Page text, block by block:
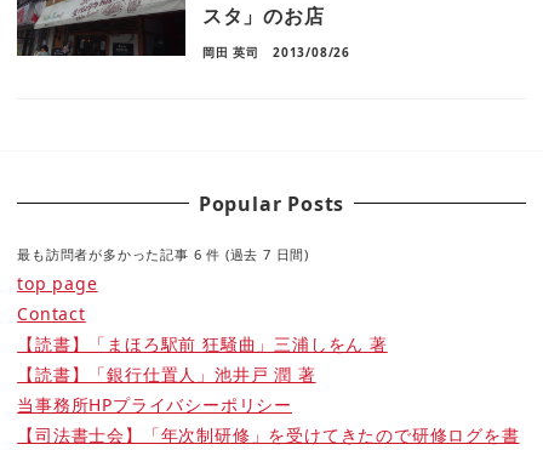
スタ」のお店
岡田 英司 2013/08/26
Popular Posts
最も訪問者が多かった記事 6 件 (過去 7 日間)
top page
Contact
【読書】「まほろ駅前 狂騒曲」三浦しをん 著
【読書】「銀行仕置人」池井戸 潤 著
当事務所HPプライバシーポリシー
【司法書士会】「年次制研修」を受けてきたので研修ログを書